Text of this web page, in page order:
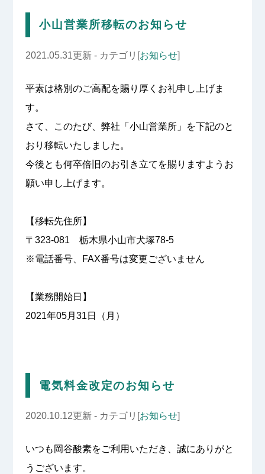
小山営業所移転のお知らせ
2021.05.31更新 - カテゴリ[お知らせ]
平素は格別のご高配を賜り厚くお礼申し上げま
す。
さて、このたび、弊社「小山営業所」を下記のと
おり移転いたしました。
今後とも何卒倍旧のお引き立てを賜りますようお
願い申し上げます。
【移転先住所】
〒323-081 栃木県小山市犬塚78-5
※電話番号、FAX番号は変更ございません
【業務開始日】
2021年05月31日（月）
電気料金改定のお知らせ
2020.10.12更新 - カテゴリ[お知らせ]
いつも岡谷酸素をご利用いただき、誠にありがと
うございます。